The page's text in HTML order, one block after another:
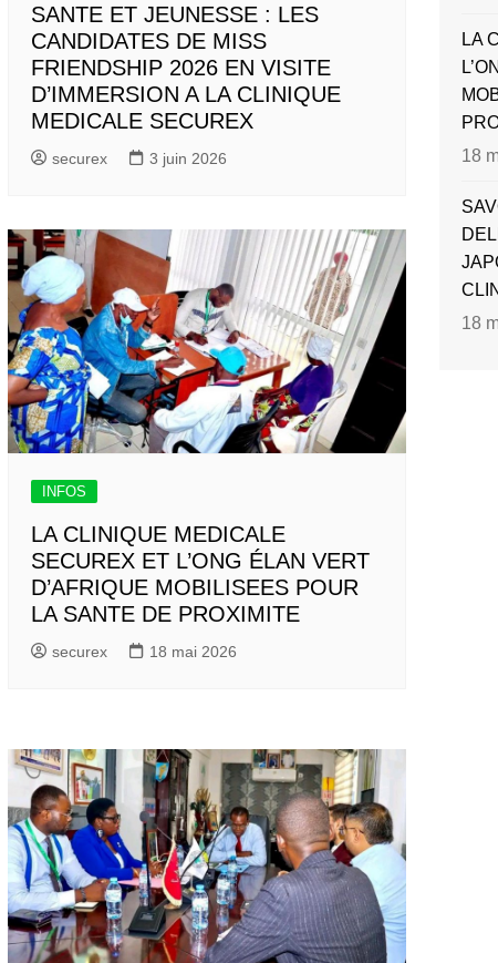
SANTE ET JEUNESSE : LES
CANDIDATES DE MISS
FRIENDSHIP 2026 EN VISITE
D’IMMERSION A LA CLINIQUE
MEDICALE SECUREX
securex 3 juin 2026
INFOS
LA CLINIQUE MEDICALE
SECUREX ET L’ONG ÉLAN VERT
D’AFRIQUE MOBILISEES POUR
LA SANTE DE PROXIMITE
securex 18 mai 2026
LA
18
18